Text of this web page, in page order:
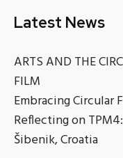
Latest News
ARTS AND THE
FILM
Embracing Circular
Reflecting on
Šibenik, Croatia